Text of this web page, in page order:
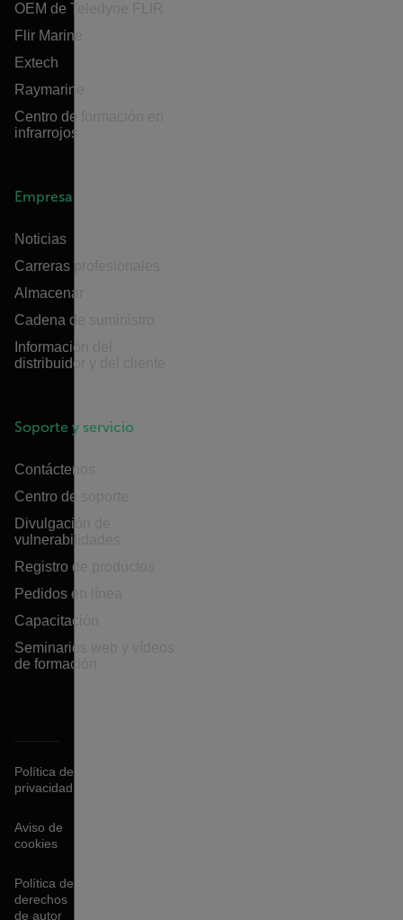
OEM de Teledyne FLIR
Flir Marine
Extech
Raymarine
Centro de formación en
infrarrojos
Empresa
Noticias
Carreras profesionales
Almacenar
Cadena de suministro
Información del
distribuidor y del cliente
Soporte y servicio
Contáctenos
Centro de soporte
Divulgación de
vulnerabilidades
Registro de productos
Pedidos en línea
Capacitación
Seminarios web y vídeos
de formación
Política de
privacidad
Aviso de
cookies
Política de
derechos
de autor